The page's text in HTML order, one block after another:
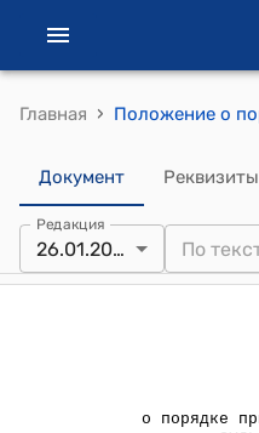
Главная ›
Документ Реквизиты
Редакция
26.01.2010